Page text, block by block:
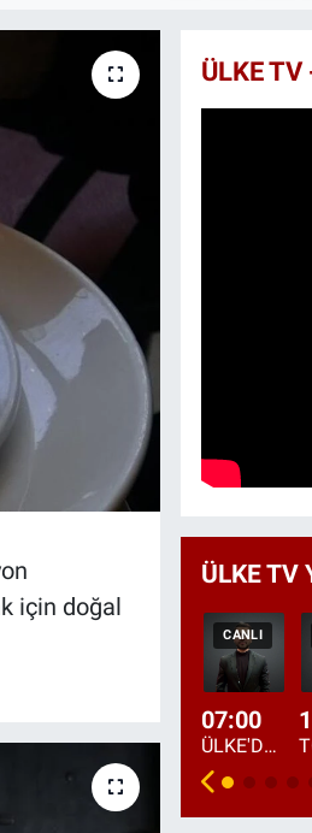
için doğal
ÜLKE
ÜLKE TV
CANLI
07:00
ÜLKE'DE BU SABAH